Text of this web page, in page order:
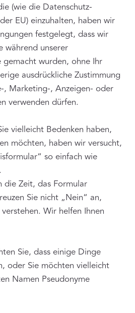
(wie die Datenschutz-
EU) einzuhalten, haben wir
festgelegt, dass wir
während unserer
wurden, ohne Ihr
ausdrückliche Zustimmung
Marketing-, Anzeigen- oder
verwenden dürfen.
vielleicht Bedenken haben,
möchten, haben wir versucht,
so einfach wie
die Zeit, das Formular
Sie nicht „Nein“ an,
Wir helfen Ihnen
Sie, dass einige Dinge
oder Sie möchten vielleicht
Namen Pseudonyme